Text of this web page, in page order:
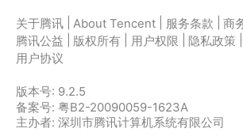
关于腾讯 About Tencent 服务条款 商
腾讯公益
版权所有 用户权限 隐私政策
用户协议
版本号: 9.2.5
备案号: 粤B2-20090059-1623A
主办者: 深圳市腾讯计算机系统有限公司